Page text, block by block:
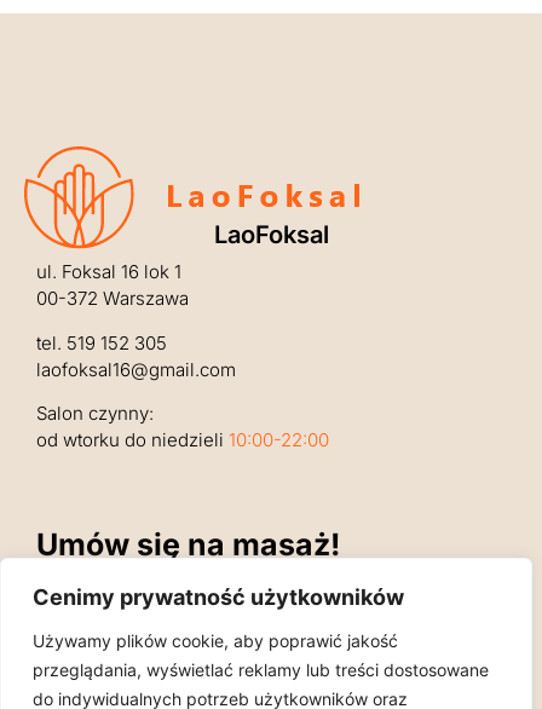
Cenimy prywatność użytkowników
Używamy plików cookie, aby poprawić jakość
przeglądania, wyświetlać reklamy lub treści dostosowane
do indywidualnych potrzeb użytkowników oraz
LaoFoksal
ul. Foksal 16 lok 1
00-372 Warszawa
tel. 519 152 305
laofoksal16@gmail.com
Salon czynny:
od wtorku do niedzieli 10:00-22:00
Umów się na masaż!
"Im słabsze ciało, tym silniej nami rządzi"
Jean-Jacques Rousseau